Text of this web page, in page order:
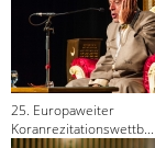
25. Europaweiter
Koranrezitationswettb...